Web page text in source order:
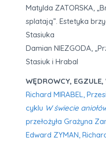
Matylda ZATORSKA,
splatają”. Estetyka
Stasiuka
Damian NIEZGODA,
Stasiuk i Hrabal
WĘDROWCY,
Richard MIRABEL,
cyklu W świecie
przełożyła Grażyna
Edward ZYMAN,